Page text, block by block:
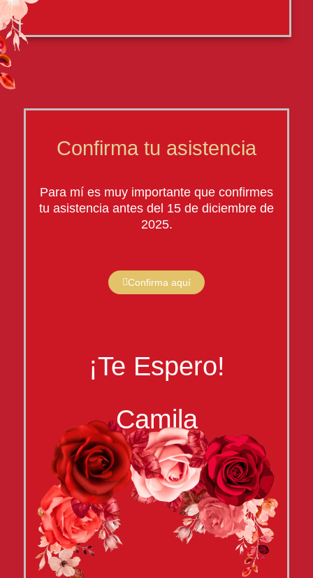
Confirma tu asistencia
Para mí es muy importante que confirmes
tu asistencia antes del 15 de diciembre de
2025.
Confirma aquí
¡Te Espero!
Camila